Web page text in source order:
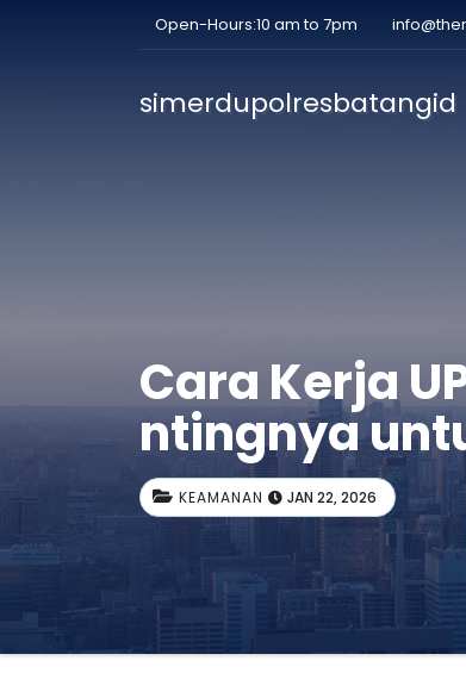
Open-Hours:10 am to 7pm
simerdupolresbatangid
Cara Kerja
ntingnya
KEAMANAN JAN 22, 2026